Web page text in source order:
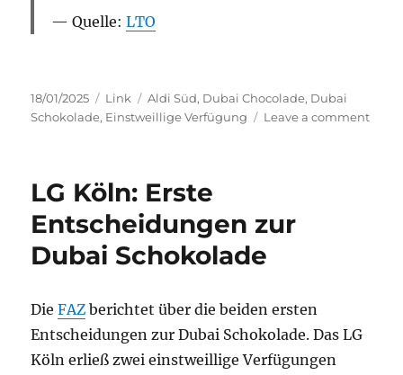
Quelle:LTO
Posted
on
18/01/2025 Categories
Link Tags
Aldi Süd, Dubai Chocolade, Dubai
Schokolade, Einstweillige Verfügung Leave a commenton
LG Köln: Erste
Entscheidungen zur
Dubai Schokolade
DieFAZ berichtet über die beiden ersten
Entscheidungen zur Dubai Schokolade. Das LG
Köln erließ zwei einstweillige Verfügungen